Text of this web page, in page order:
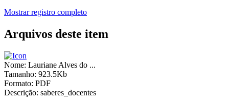
Mostrar registro completo
Arquivos deste item
Nome: Lauriane Alves do ...
Tamanho: 923.5Kb
Formato: PDF
Descrição: saberes_docentes